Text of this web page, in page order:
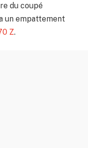
du coupé
un empattement
Z.